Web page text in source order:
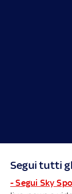
Segui tutti
- Segui Sky